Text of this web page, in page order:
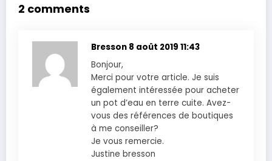
2 comments
Bresson 8 août 2019 11:43
Bonjour,
Merci pour votre article. Je suis
également intéressée pour acheter
un pot d’eau en terre cuite. Avez-
vous des références de boutiques
à me conseiller?
Je vous remercie.
Justine bresson